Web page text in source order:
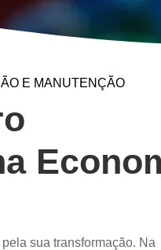
E MANUTENÇÃO
sua transformação. Na